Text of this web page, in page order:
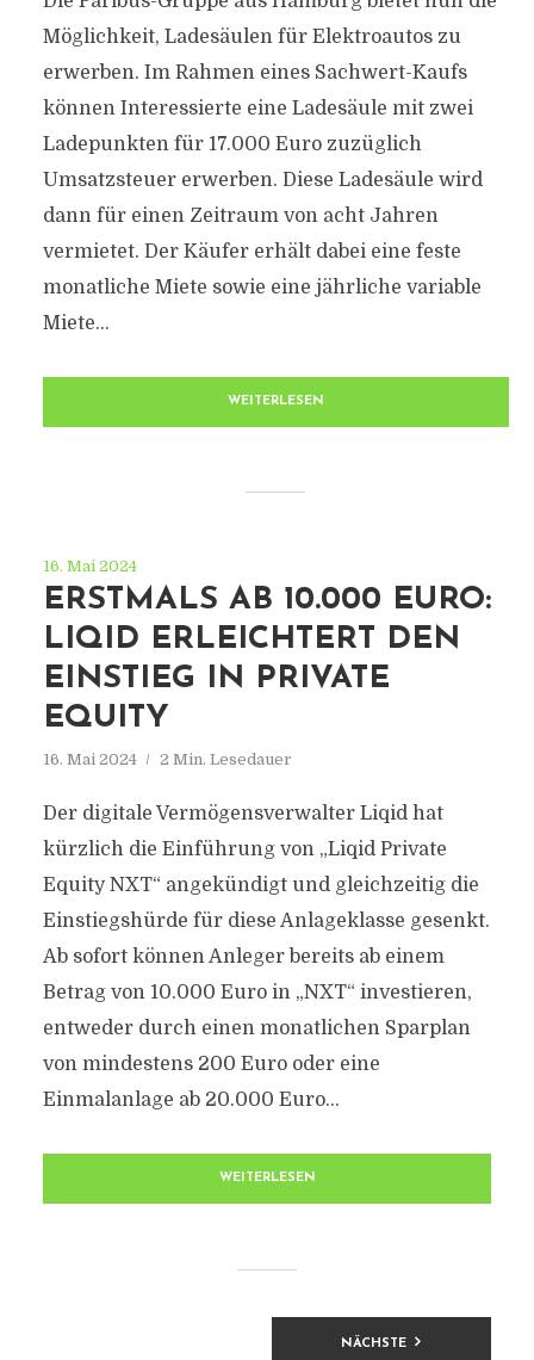
Möglichkeit, Ladesäulen für Elektroautos zu
erwerben. Im Rahmen eines Sachwert-Kaufs
können Interessierte eine Ladesäule mit zwei
Ladepunkten für 17.000 Euro zuzüglich
Umsatzsteuer erwerben. Diese Ladesäule wird
dann für einen Zeitraum von acht Jahren
vermietet. Der Käufer erhält dabei eine feste
monatliche Miete sowie eine jährliche variable
Miete...
WEITERLESEN
16. Mai 2024
ERSTMALS AB 10.000 EURO:
LIQID ERLEICHTERT DEN
EINSTIEG IN PRIVATE
EQUITY
16. Mai 2024 2 Min. Lesedauer
Der digitale Vermögensverwalter Liqid hat
kürzlich die Einführung von „Liqid Private
Equity NXT“ angekündigt und gleichzeitig die
Einstiegshürde für diese Anlageklasse gesenkt.
Ab sofort können Anleger bereits ab einem
Betrag von 10.000 Euro in „NXT“ investieren,
entweder durch einen monatlichen Sparplan
von mindestens 200 Euro oder eine
Einmalanlage ab 20.000 Euro...
WEITERLESEN
BEITRAGSNAVIGATIONNÄCHSTE